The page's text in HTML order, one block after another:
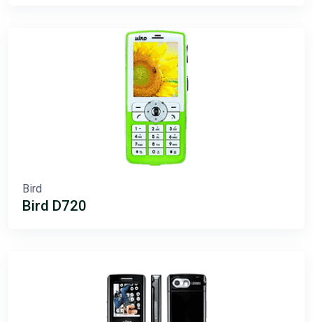
Bird
Bird D720